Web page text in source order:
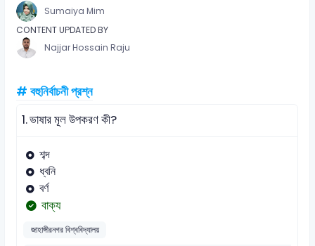
Sumaiya Mim
CONTENT UPDATED BY
Najjar Hossain Raju
# বহুনির্বাচনী প্রশ্ন
1.ভাষার মূল উপকরণ কী?
শব্দ
ধ্বনি
বর্ণ
বাক্য
জাহাঙ্গীরনগর বিশ্ববিদ্যালয়